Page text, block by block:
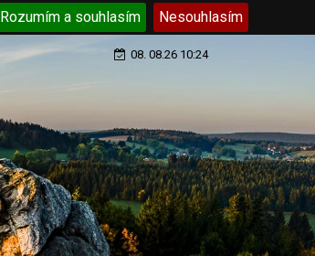
Rozumím a souhlasím Nesouhlasím
08. 08.26 10:24